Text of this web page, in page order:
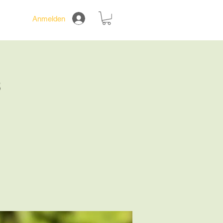
Anmelden